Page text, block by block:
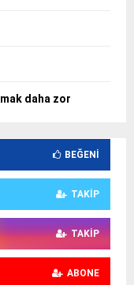
daha zor
BEĞENI
TAKIP
TAKIP
ABONE